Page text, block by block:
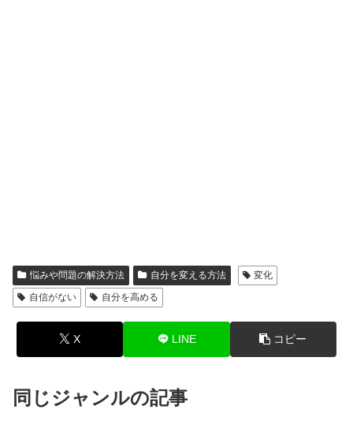
悩みや問題の解決方法 自分を変える方法
変化
自信がない
自分を高める
X LINE コピー
同じジャンルの記事